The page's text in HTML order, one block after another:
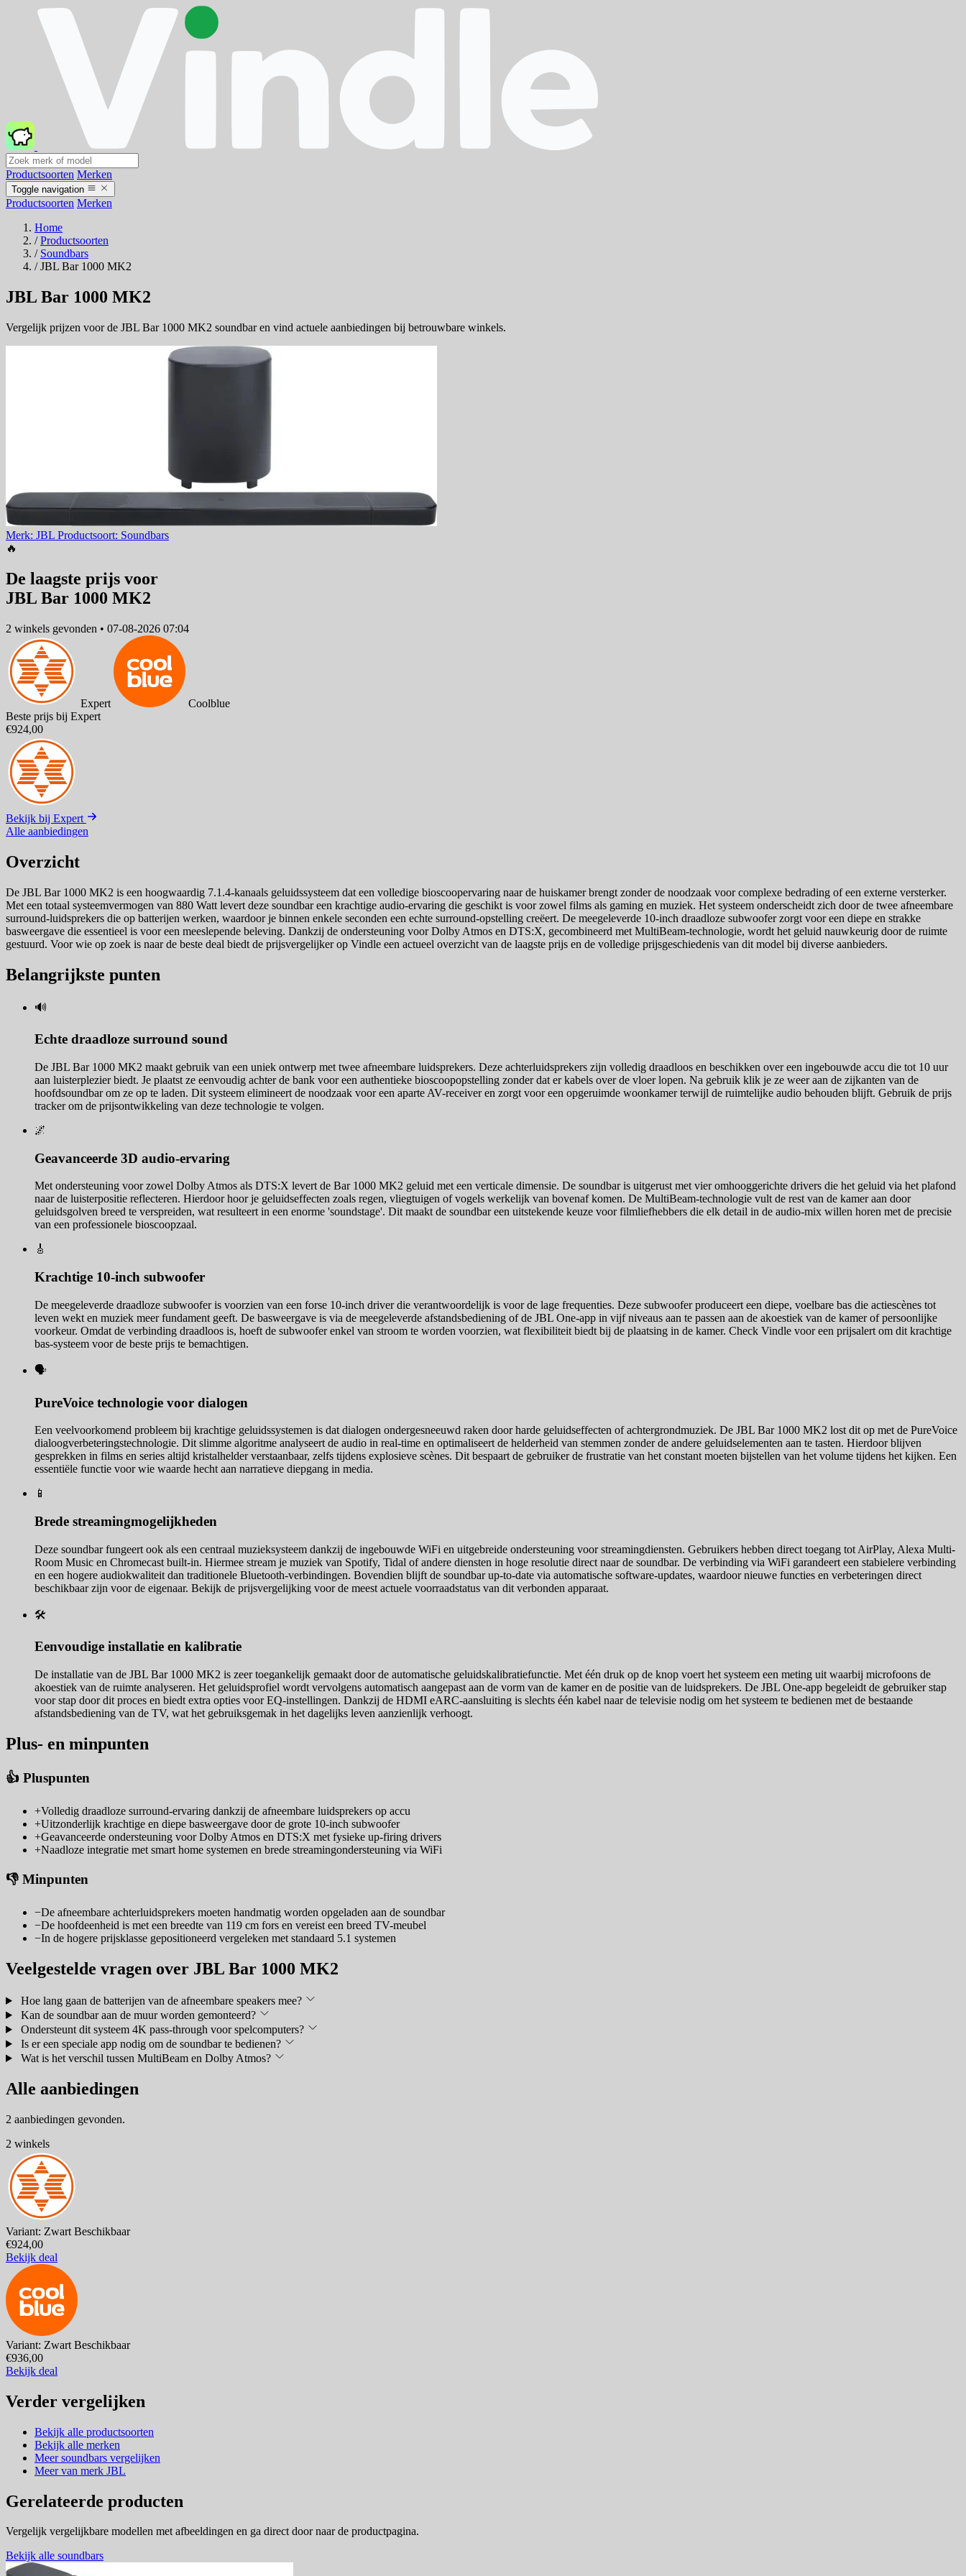
Productsoorten Merken
Toggle navigation
Productsoorten Merken
Home
/ Productsoorten
/ Soundbars
/ JBL Bar 1000 MK2
JBL Bar 1000 MK2
Vergelijk prijzen voor de JBL Bar 1000 MK2 soundbar en vind actuele aanbiedingen bij betrouwbare winkels.
Merk: JBL Productsoort: Soundbars
🔥
De laagste prijs voor
JBL Bar 1000 MK2
2 winkels gevonden • 07-08-2026 07:04
Expert
Coolblue
Beste prijs bij Expert
€924,00
Bekijk bij Expert
Alle aanbiedingen
Overzicht
De JBL Bar 1000 MK2 is een hoogwaardig 7.1.4-kanaals geluidssysteem dat een volledige bioscoopervaring naar de huiskamer brengt zonder de noodzaak voor complexe bedrading of een externe versterker.
Met een totaal systeemvermogen van 880 Watt levert deze soundbar een krachtige audio-ervaring die geschikt is voor zowel films als gaming en muziek. Het systeem onderscheidt zich door de twee afneembare
surround-luidsprekers die op batterijen werken, waardoor je binnen enkele seconden een echte surround-opstelling creëert. De meegeleverde 10-inch draadloze subwoofer zorgt voor een diepe en strakke
basweergave die essentieel is voor een meeslepende beleving. Dankzij de ondersteuning voor Dolby Atmos en DTS:X, gecombineerd met MultiBeam-technologie, wordt het geluid nauwkeurig door de ruimte
gestuurd. Voor wie op zoek is naar de beste deal biedt de prijsvergelijker op Vindle een actueel overzicht van de laagste prijs en de volledige prijsgeschiedenis van dit model bij diverse aanbieders.
Belangrijkste punten
🔊
Echte draadloze surround sound
De JBL Bar 1000 MK2 maakt gebruik van een uniek ontwerp met twee afneembare luidsprekers. Deze achterluidsprekers zijn volledig draadloos en beschikken over een ingebouwde accu die tot 10 uur
aan luisterplezier biedt. Je plaatst ze eenvoudig achter de bank voor een authentieke bioscoopopstelling zonder dat er kabels over de vloer lopen. Na gebruik klik je ze weer aan de zijkanten van de
hoofdsoundbar om ze op te laden. Dit systeem elimineert de noodzaak voor een aparte AV-receiver en zorgt voor een opgeruimde woonkamer terwijl de ruimtelijke audio behouden blijft. Gebruik de prijs
tracker om de prijsontwikkeling van deze technologie te volgen.
🌌
Geavanceerde 3D audio-ervaring
Met ondersteuning voor zowel Dolby Atmos als DTS:X levert de Bar 1000 MK2 geluid met een verticale dimensie. De soundbar is uitgerust met vier omhooggerichte drivers die het geluid via het plafond
naar de luisterpositie reflecteren. Hierdoor hoor je geluidseffecten zoals regen, vliegtuigen of vogels werkelijk van bovenaf komen. De MultiBeam-technologie vult de rest van de kamer aan door
geluidsgolven breed te verspreiden, wat resulteert in een enorme 'soundstage'. Dit maakt de soundbar een uitstekende keuze voor filmliefhebbers die elk detail in de audio-mix willen horen met de precisie
van een professionele bioscoopzaal.
🎸
Krachtige 10-inch subwoofer
De meegeleverde draadloze subwoofer is voorzien van een forse 10-inch driver die verantwoordelijk is voor de lage frequenties. Deze subwoofer produceert een diepe, voelbare bas die actiescènes tot
leven wekt en muziek meer fundament geeft. De basweergave is via de meegeleverde afstandsbediening of de JBL One-app in vijf niveaus aan te passen aan de akoestiek van de kamer of persoonlijke
voorkeur. Omdat de verbinding draadloos is, hoeft de subwoofer enkel van stroom te worden voorzien, wat flexibiliteit biedt bij de plaatsing in de kamer. Check Vindle voor een prijsalert om dit krachtige
bas-systeem voor de beste prijs te bemachtigen.
🗣️
PureVoice technologie voor dialogen
Een veelvoorkomend probleem bij krachtige geluidssystemen is dat dialogen ondergesneeuwd raken door harde geluidseffecten of achtergrondmuziek. De JBL Bar 1000 MK2 lost dit op met de PureVoice
dialoogverbeteringstechnologie. Dit slimme algoritme analyseert de audio in real-time en optimaliseert de helderheid van stemmen zonder de andere geluidselementen aan te tasten. Hierdoor blijven
gesprekken in films en series altijd kristalhelder verstaanbaar, zelfs tijdens explosieve scènes. Dit bespaart de gebruiker de frustratie van het constant moeten bijstellen van het volume tijdens het kijken. Een
essentiële functie voor wie waarde hecht aan narratieve diepgang in media.
📱
Brede streamingmogelijkheden
Deze soundbar fungeert ook als een centraal muzieksysteem dankzij de ingebouwde WiFi en uitgebreide ondersteuning voor streamingdiensten. Gebruikers hebben direct toegang tot AirPlay, Alexa Multi-
Room Music en Chromecast built-in. Hiermee stream je muziek van Spotify, Tidal of andere diensten in hoge resolutie direct naar de soundbar. De verbinding via WiFi garandeert een stabielere verbinding
en een hogere audiokwaliteit dan traditionele Bluetooth-verbindingen. Bovendien blijft de soundbar up-to-date via automatische software-updates, waardoor nieuwe functies en verbeteringen direct
beschikbaar zijn voor de eigenaar. Bekijk de prijsvergelijking voor de meest actuele voorraadstatus van dit verbonden apparaat.
🛠️
Eenvoudige installatie en kalibratie
De installatie van de JBL Bar 1000 MK2 is zeer toegankelijk gemaakt door de automatische geluidskalibratiefunctie. Met één druk op de knop voert het systeem een meting uit waarbij microfoons de
akoestiek van de ruimte analyseren. Het geluidsprofiel wordt vervolgens automatisch aangepast aan de vorm van de kamer en de positie van de luidsprekers. De JBL One-app begeleidt de gebruiker stap
voor stap door dit proces en biedt extra opties voor EQ-instellingen. Dankzij de HDMI eARC-aansluiting is slechts één kabel naar de televisie nodig om het systeem te bedienen met de bestaande
afstandsbediening van de TV, wat het gebruiksgemak in het dagelijks leven aanzienlijk verhoogt.
Plus- en minpunten
👍 Pluspunten
+Volledig draadloze surround-ervaring dankzij de afneembare luidsprekers op accu
+Uitzonderlijk krachtige en diepe basweergave door de grote 10-inch subwoofer
+Geavanceerde ondersteuning voor Dolby Atmos en DTS:X met fysieke up-firing drivers
+Naadloze integratie met smart home systemen en brede streamingondersteuning via WiFi
👎 Minpunten
−De afneembare achterluidsprekers moeten handmatig worden opgeladen aan de soundbar
−De hoofdeenheid is met een breedte van 119 cm fors en vereist een breed TV-meubel
−In de hogere prijsklasse gepositioneerd vergeleken met standaard 5.1 systemen
Veelgestelde vragen over JBL Bar 1000 MK2
Hoe lang gaan de batterijen van de afneembare speakers mee?
Kan de soundbar aan de muur worden gemonteerd?
Ondersteunt dit systeem 4K pass-through voor spelcomputers?
Is er een speciale app nodig om de soundbar te bedienen?
Wat is het verschil tussen MultiBeam en Dolby Atmos?
Alle aanbiedingen
2 aanbiedingen gevonden.
2 winkels
Variant: Zwart Beschikbaar
€924,00
Bekijk deal
Variant: Zwart Beschikbaar
€936,00
Bekijk deal
Verder vergelijken
Bekijk alle productsoorten
Bekijk alle merken
Meer soundbars vergelijken
Meer van merk JBL
Gerelateerde producten
Vergelijk vergelijkbare modellen met afbeeldingen en ga direct door naar de productpagina.
Bekijk alle soundbars